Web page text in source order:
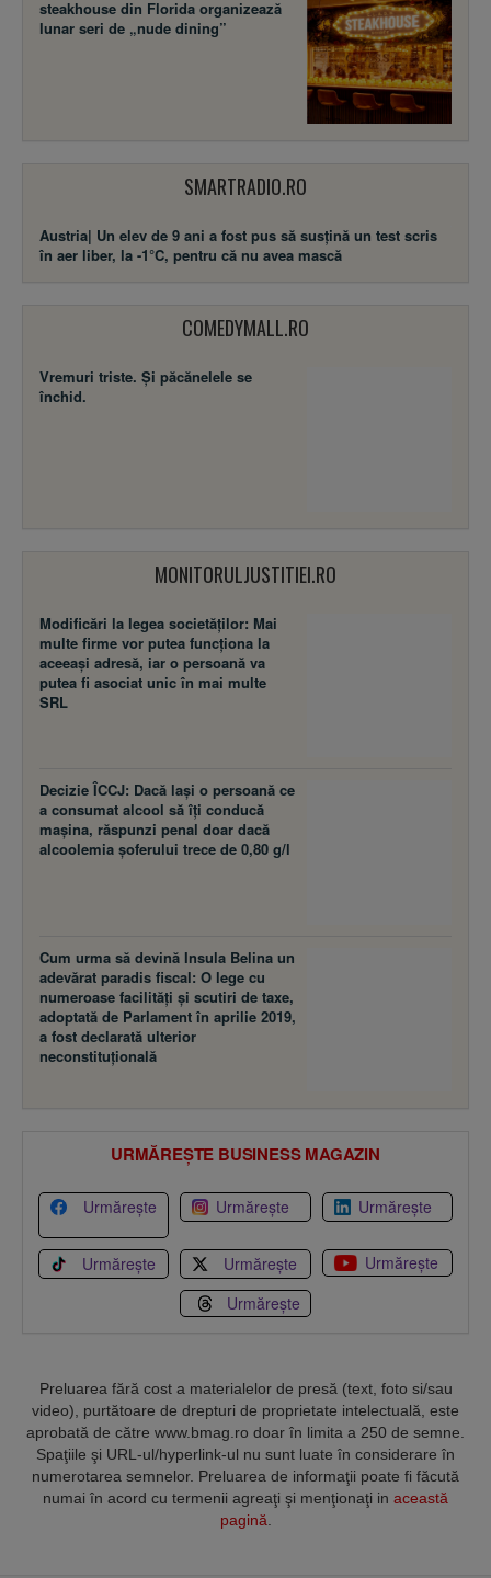
steakhouse din Florida organizează
lunar seri de „nude dining”
SMARTRADIO.RO
Austria| Un elev de 9 ani a fost pus să susţină un test scris
în aer liber, la -1°C, pentru că nu avea mască
COMEDYMALL.RO
Vremuri triste. Şi păcănelele se
închid.
MONITORULJUSTITIEI.RO
Modificări la legea societăţilor: Mai
multe firme vor putea funcţiona la
aceeaşi adresă, iar o persoană va
putea fi asociat unic în mai multe
SRL
Decizie ÎCCJ: Dacă laşi o persoană ce
a consumat alcool să îţi conducă
maşina, răspunzi penal doar dacă
alcoolemia şoferului trece de 0,80 g/l
Cum urma să devină Insula Belina un
adevărat paradis fiscal: O lege cu
numeroase facilităţi şi scutiri de taxe,
adoptată de Parlament în aprilie 2019,
a fost declarată ulterior
neconstituţională
URMĂREȘTE BUSINESS MAGAZIN
Urmărește Urmărește Urmărește
Urmărește Urmărește
Urmărește
Urmărește
Preluarea fără cost a materialelor de presă (text, foto si/sau
video), purtătoare de drepturi de proprietate intelectuală, este
aprobată de către www.bmag.ro doar în limita a 250 de semne.
Spaţiile şi URL-ul/hyperlink-ul nu sunt luate în considerare în
numerotarea semnelor. Preluarea de informaţii poate fi făcută
numai în acord cu termenii agreaţi şi menţionaţi in această
pagină.